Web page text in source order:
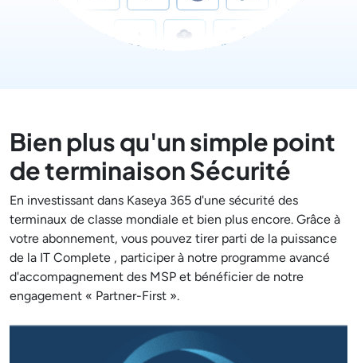
Bien plus qu'un simple point
de terminaisonSécurité
En investissant dans Kaseya 365 d'une sécurité des
terminaux de classe mondiale et bien plus encore. Grâce à
votre abonnement, vous pouvez tirer parti de la puissance
de la IT Complete , participer à notre programme avancé
d'accompagnement des MSP et bénéficier de notre
engagement « Partner-First ».